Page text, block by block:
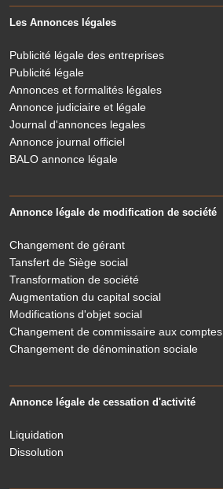
Les Annonces légales
Publicité légale des entreprises
Publicité légale
Annonces et formalités légales
Annonce judiciaire et légale
Journal d'annonces legales
Annonce journal officiel
BALO annonce légale
Annonce légale de modification de société
Changement de gérant
Tansfert de Siège social
Transformation de société
Augmentation du capital social
Modifications d'objet social
Changement de commissaire aux comptes
Changement de dénomination sociale
Annonce légale de cessation d'activité
Liquidation
Dissolution